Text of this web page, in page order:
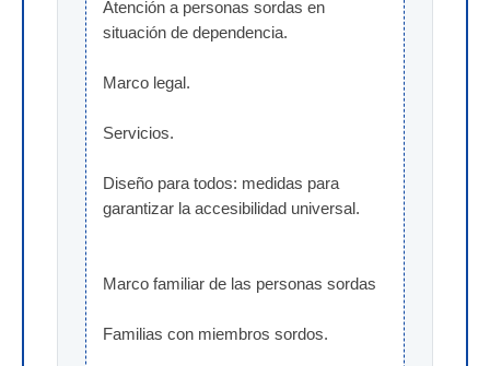
Atención a personas sordas en
situación de dependencia.
Marco legal.
Servicios.
Diseño para todos: medidas para
garantizar la accesibilidad universal.
Marco familiar de las personas sordas
Familias con miembros sordos.